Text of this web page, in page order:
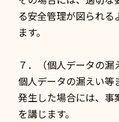
る安全管理が図られ
ます。
７．（個人データの漏
個人データの漏えい等
発生した場合には、事
を講じます。